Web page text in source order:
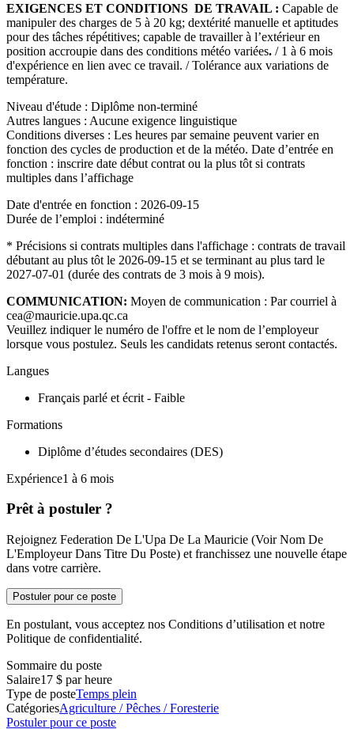
EXIGENCES ET CONDITIONS DE TRAVAIL : Capable de
manipuler des charges de 5 à 20 kg; dextérité manuelle et aptitudes
pour des tâches répétitives; capable de travailler à l’extérieur en
position accroupie dans des conditions météo variées. / 1 à 6 mois
d'expérience en lien avec ce travail. / Tolérance aux variations de
température.
Niveau d'étude : Diplôme non-terminé
Autres langues : Aucune exigence linguistique
Conditions diverses : Les heures par semaine peuvent varier en
fonction des cycles de production et de la météo. Date d’entrée en
fonction : inscrire date début contrat ou la plus tôt si contrats
multiples dans l’affichage
Date d'entrée en fonction : 2026-09-15
Durée de l’emploi : indéterminé
* Précisions si contrats multiples dans l'affichage : contrats de travail
débutant au plus tôt le 2026-09-15 et se terminant au plus tard le
2027-07-01 (durée des contrats de 3 mois à 9 mois).
COMMUNICATION: Moyen de communication : Par courriel à
cea@mauricie.upa.qc.ca
Veuillez indiquer le numéro de l'offre et le nom de l’employeur
lorsque vous postulez. Seuls les candidats retenus seront contactés.
Langues
Français parlé et écrit - Faible
Formations
Diplôme d’études secondaires (DES)
Expérience1 à 6 mois
Prêt à postuler ?
Rejoignez Federation De L'Upa De La Mauricie (Voir Nom De
L'Employeur Dans Titre Du Poste) et franchissez une nouvelle étape
dans votre carrière.
Postuler pour ce poste
En postulant, vous acceptez nos Conditions d’utilisation et notre
Politique de confidentialité.
Sommaire du poste
Salaire17 $ par heure
Type de posteTemps plein
CatégoriesAgriculture / Pêches / Foresterie
Postuler pour ce poste